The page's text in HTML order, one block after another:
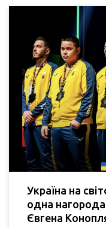
Україна на
одна
Євгена